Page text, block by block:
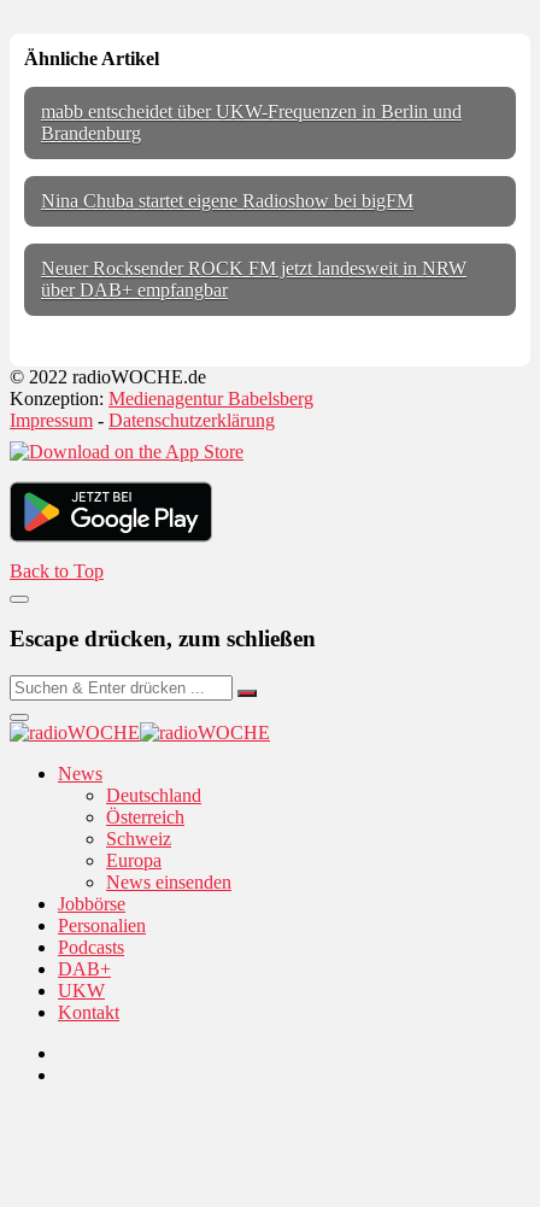
Ähnliche Artikel
mabb entscheidet über UKW-Frequenzen in Berlin und
Brandenburg
Nina Chuba startet eigene Radioshow bei bigFM
Neuer Rocksender ROCK FM jetzt landesweit in NRW
über DAB+ empfangbar
© 2022 radioWOCHE.de
Konzeption: Medienagentur Babelsberg
Impressum - Datenschutzerklärung
Back to Top
Escape drücken, zum schließen
News
Deutschland
Österreich
Schweiz
Europa
News einsenden
Jobbörse
Personalien
Podcasts
DAB+
UKW
Kontakt